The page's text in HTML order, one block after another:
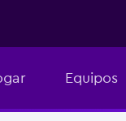
Equipos